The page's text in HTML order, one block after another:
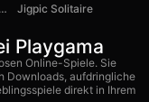
Playground Ragdoll: Create a Monster Jigpic Solitaire
Playgama
Online-Spiele. Sie
Downloads, aufdringliche
direkt in Ihrem